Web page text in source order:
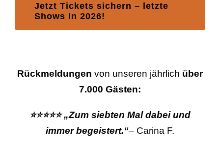
Jetzt Tickets sichern – letzte
Shows in 2026!
Rückmeldungen von unseren jährlich über
7.000 Gästen:
⭐⭐⭐⭐⭐ „Zum siebten Mal dabei und
immer begeistert.“– Carina F.